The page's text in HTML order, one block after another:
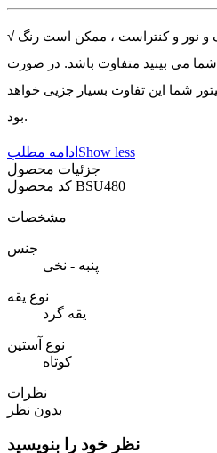
√ به دلیل تفاوت مانیتور ها در رنگ و نور و کنتراست ، ممکن است رنگ
می بینید متفاوت باشد. در صورت
شما این تفاوت بسیار جزیی خواهد
بود.
ادامه مطلب Show less
جزئیات محصول
BSU480
مشخصات
جنس
پنبه - نخی
نوع یقه
یقه گرد
نوع آستین
کوتاه
نظرات
بدون نظر
نظر خود را بنویسید